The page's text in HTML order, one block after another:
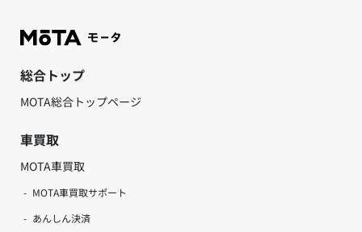
総合トップ
MOTA総合トップページ
車買取
MOTA車買取
MOTA車買取サポート
あんしん決済